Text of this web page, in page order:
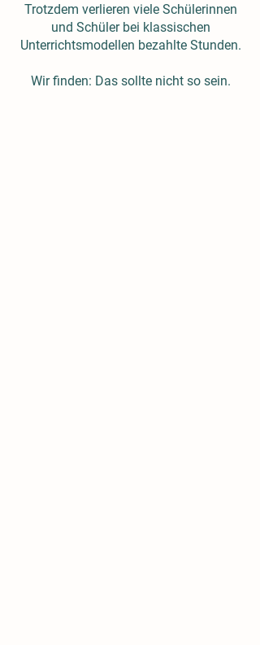
Trotzdem verlieren viele Schülerinnen
und Schüler bei klassischen
Unterrichtsmodellen bezahlte Stunden.
Wir finden: Das sollte nicht so sein.